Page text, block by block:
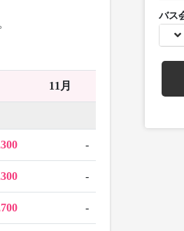
11月
-
-
-
バス